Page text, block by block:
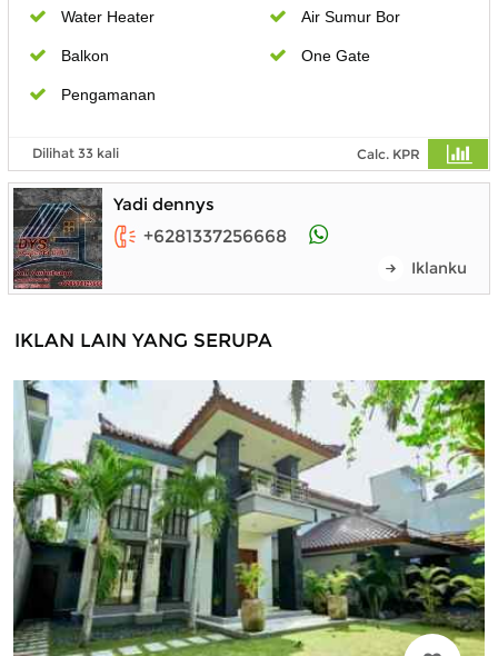
Water Heater Air Sumur Bor
Balkon One Gate
Pengamanan
Dilihat 33 kali Calc. KPR
Yadi dennys
+6281337256668
Iklanku
IKLAN LAIN YANG SERUPA